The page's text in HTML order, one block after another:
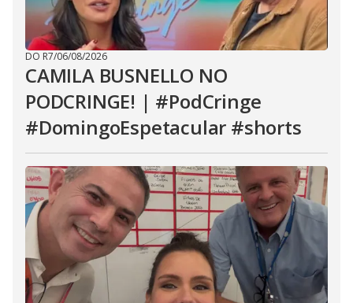
DO R7/06/08/2026
CAMILA BUSNELLO NO
PODCRINGE! | #PodCringe
#DomingoEspetacular #shorts